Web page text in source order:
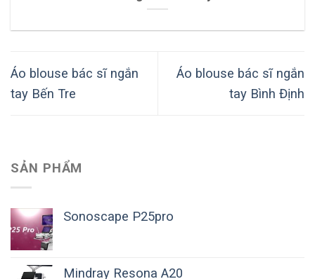
Áo blouse bác sĩ ngắn
tay Bến Tre
Áo blouse bác sĩ ngắn
tay Bình Định
SẢN PHẨM
Sonoscape P25pro
Mindray Resona A20